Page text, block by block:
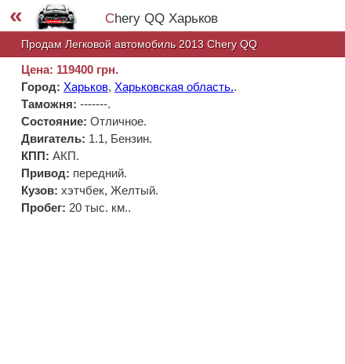
« Chery QQ Харьков
Продам Легковой автомобиль 2013 Chery QQ
Цена: 119400 грн.
Город: Харьков, Харьковская область..
Таможня: -------.
Состояние: Отличное.
Двигатель: 1.1, Бензин.
КПП: АКП.
Привод: передний.
Кузов: хэтчбек, Желтый.
Пробег: 20 тыс. км..